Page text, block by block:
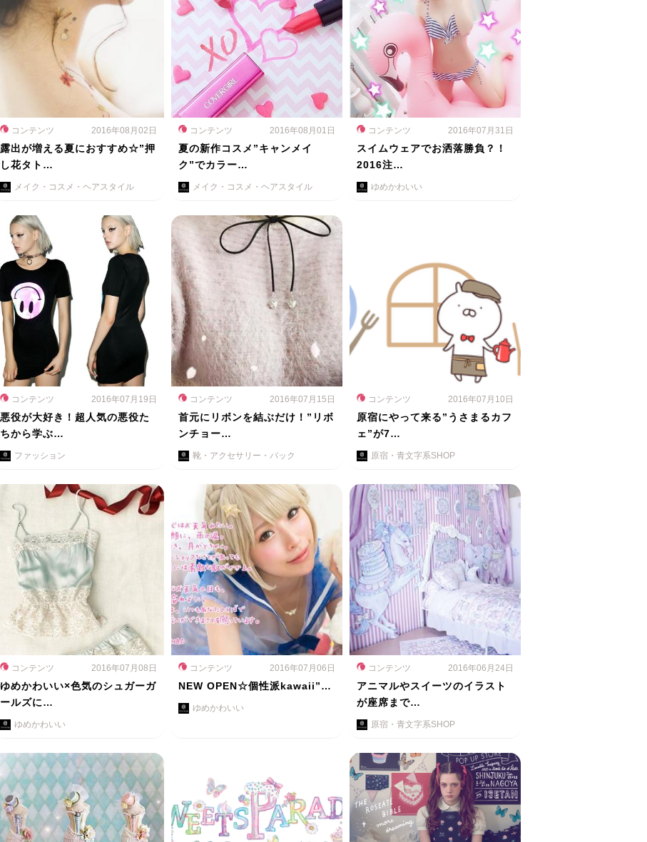
コンテンツ 2016年08月02日
露出が増える夏におすすめ☆”押
し花タト…
メイク・コスメ・ヘアスタイル
コンテンツ 2016年08月01日
夏の新作コスメ”キャンメイ
ク”でカラー…
メイク・コスメ・ヘアスタイル
コンテンツ 2016年07月31日
スイムウェアでお洒落勝負？！
2016注…
ゆめかわいい
コンテンツ 2016年07月19日
悪役が大好き！超人気の悪役た
ちから学ぶ…
ファッション
コンテンツ 2016年07月15日
首元にリボンを結ぶだけ！”リボ
ンチョー…
靴・アクセサリー・バック
コンテンツ 2016年07月10日
原宿にやって来る”うさまるカフ
ェ”が7…
原宿・青文字系SHOP
コンテンツ 2016年07月08日
ゆめかわいい×色気のシュガーガ
ールズに…
ゆめかわいい
コンテンツ 2016年07月06日
NEW OPEN☆個性派kawaii”…
ゆめかわいい
コンテンツ 2016年06月24日
アニマルやスイーツのイラスト
が座席まで…
原宿・青文字系SHOP